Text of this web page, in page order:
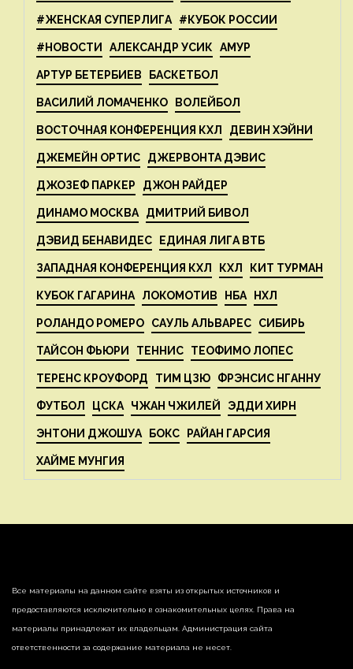
#ЖЕНСКАЯ СУПЕРЛИГА #КУБОК РОССИИ
#НОВОСТИ АЛЕКСАНДР УСИК АМУР
АРТУР БЕТЕРБИЕВ БАСКЕТБОЛ
ВАСИЛИЙ ЛОМАЧЕНКО ВОЛЕЙБОЛ
ВОСТОЧНАЯ КОНФЕРЕНЦИЯ КХЛ ДЕВИН ХЭЙНИ
ДЖЕМЕЙН ОРТИС ДЖЕРВОНТА ДЭВИС
ДЖОЗЕФ ПАРКЕР ДЖОН РАЙДЕР
ДИНАМО МОСКВА ДМИТРИЙ БИВОЛ
ДЭВИД БЕНАВИДЕС ЕДИНАЯ ЛИГА ВТБ
ЗАПАДНАЯ КОНФЕРЕНЦИЯ КХЛ КХЛ КИТ ТУРМАН
КУБОК ГАГАРИНА ЛОКОМОТИВ НБА НХЛ
РОЛАНДО РОМЕРО САУЛЬ АЛЬВАРЕС СИБИРЬ
ТАЙСОН ФЬЮРИ ТЕННИС ТЕОФИМО ЛОПЕС
ТЕРЕНС КРОУФОРД ТИМ ЦЗЮ ФРЭНСИС НГАННУ
ФУТБОЛ ЦСКА ЧЖАН ЧЖИЛЕЙ ЭДДИ ХИРН
ЭНТОНИ ДЖОШУА БОКС РАЙАН ГАРСИЯ
ХАЙМЕ МУНГИЯ
Все материалы на данном сайте взяты из открытых источников и
предоставляются исключительно в ознакомительных целях. Права на
материалы принадлежат их владельцам. Администрация сайта
ответственности за содержание материала не несет.